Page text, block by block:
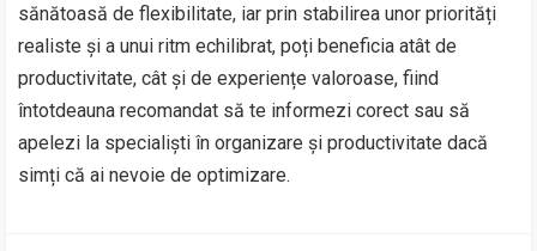
sănătoasă de flexibilitate, iar prin stabilirea unor priorități
realiste și a unui ritm echilibrat, poți beneficia atât de
productivitate, cât și de experiențe valoroase, fiind
întotdeauna recomandat să te informezi corect sau să
apelezi la specialiști în organizare și productivitate dacă
simți că ai nevoie de optimizare.